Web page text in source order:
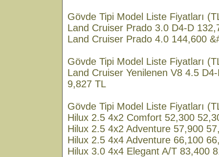
Gövde Tipi Model Liste Fiyatları
Land Cruiser Prado 3.0 D4-D
Land Cruiser Prado 4.0 144,600
Gövde Tipi Model Liste Fiyatları
Land Cruiser Yenilenen V8 4.5
9,827 TL
Gövde Tipi Model Liste Fiyatları
Hilux 2.5 4x2 Comfort 52,300
Hilux 2.5 4x2 Adventure 57,900
Hilux 2.5 4x4 Adventure 66,100
Hilux 3.0 4x4 Elegant A/T 83,400